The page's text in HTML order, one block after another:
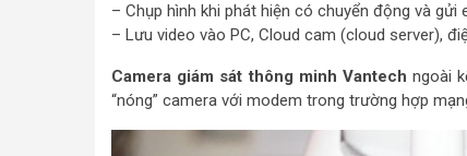
– Chụp hình khi phát hiện có chuyển động và gửi
– Lưu video vào PC, Cloud cam (cloud server),
Camera giám sát thông minh Vantech ngoài
“nóng” camera với modem trong trường hợp